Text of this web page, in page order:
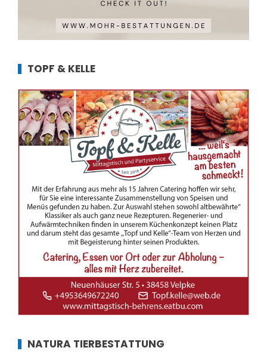
TOPF & KELLE
NATURA TIERBESTATTUNG